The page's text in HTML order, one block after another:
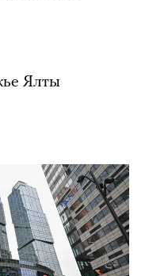
Ялты